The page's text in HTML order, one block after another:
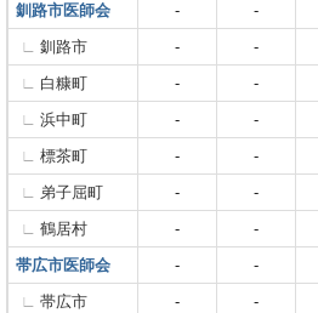
釧路市医師会
- -
釧路市
- -
白糠町
- -
浜中町
- -
標茶町
- -
弟子屈町
- -
鶴居村
- -
帯広市医師会
- -
帯広市
- -